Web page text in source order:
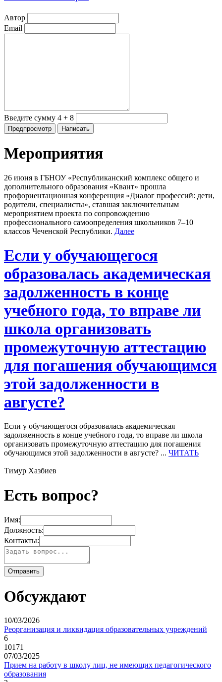
Автор
Email
Введите сумму 4 + 8
Мероприятия
26 июня в ГБНОУ «Республиканский комплекс общего и
дополнительного образования «Квант» прошла
профориентационная конференция «Диалог профессий: дети,
родители, специалисты», ставшая заключительным
мероприятием проекта по сопровождению
профессионального самоопределения школьников 7–10
классов Чеченской Республики. Далее
Если у обучающегося
образовалась академическая
задолженность в конце
учебного года, то вправе ли
школа организовать
промежуточную аттестацию
для погашения обучающимся
этой задолженности в
августе?
Если у обучающегося образовалась академическая
задолженность в конце учебного года, то вправе ли школа
организовать промежуточную аттестацию для погашения
обучающимся этой задолженности в августе? ... ЧИТАТЬ
Тимур Хазбиев
Есть вопрос?
Имя:
Должность:
Контакты:
Обсуждают
10/03/2026
Реорганизация и ликвидация образовательных учреждений
6
10171
07/03/2025
Прием на работу в школу лиц, не имеющих педагогического
образования